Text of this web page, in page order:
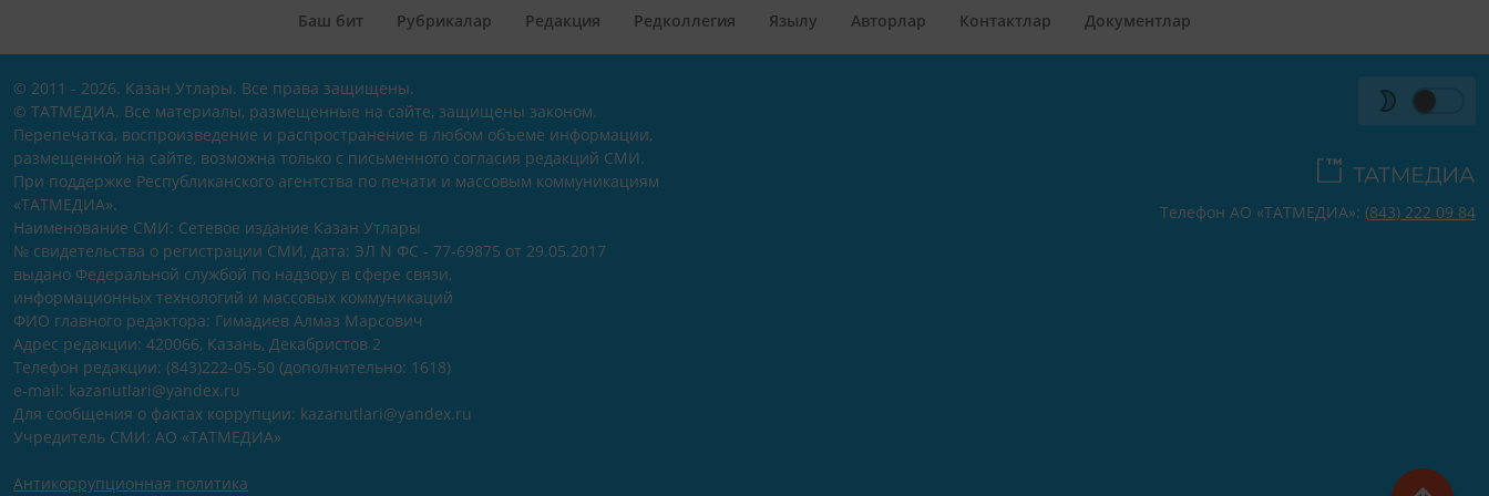
Баш бит Рубрикалар Редакция Редколлегия Язылу Авторлар Контактлар Документлар
© 2011 - 2026. Казан Утлары. Все права защищены.
© ТАТМЕДИА. Все материалы, размещенные на сайте, защищены законом.
Перепечатка, воспроизведение и распространение в любом объеме информации,
размещенной на сайте, возможна только с письменного согласия редакций СМИ.
При поддержке Республиканского агентства по печати и массовым коммуникациям
«ТАТМЕДИА».
Наименование СМИ: Сетевое издание Казан Утлары
№ свидетельства о регистрации СМИ, дата: ЭЛ N ФС - 77-69875 от 29.05.2017
выдано Федеральной службой по надзору в сфере связи,
информационных технологий и массовых коммуникаций
ФИО главного редактора: Гимадиев Алмаз Марсович
Адрес редакции: 420066, Казань, Декабристов 2
Телефон редакции: (843)222-05-50 (дополнительно: 1618)
e-mail: kazanutlari@yandex.ru
Для сообщения о фактах коррупции: kazanutlari@yandex.ru
Учредитель СМИ: АО «ТАТМЕДИА»
Антикоррупционная политика
Телефон АО «ТАТМЕДИА»: (843) 222 09 84